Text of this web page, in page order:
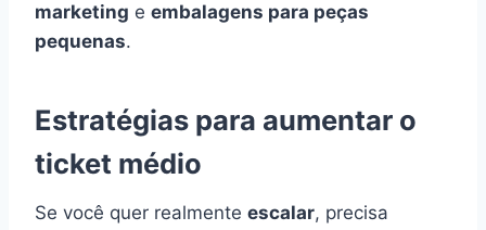
marketing e embalagens para peças
pequenas.
Estratégias para aumentar o
ticket médio
Se você quer realmente escalar, precisa